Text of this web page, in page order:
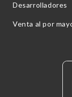
Desarrolladores
Venta al por